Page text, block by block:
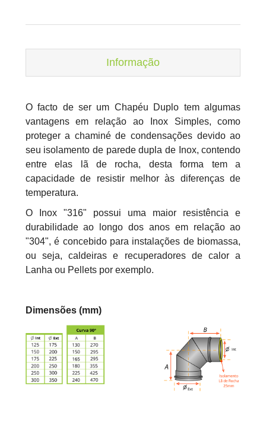
Informação
O facto de ser um Chapéu Duplo tem algumas
vantagens em relação ao Inox Simples, como
proteger a chaminé de condensações devido ao
seu isolamento de parede dupla de Inox, contendo
entre elas lã de rocha, desta forma tem a
capacidade de resistir melhor às diferenças de
temperatura.
O Inox "316" possui uma maior resistência e
durabilidade ao longo dos anos em relação ao
"304", é concebido para instalações de biomassa,
ou seja, caldeiras e recuperadores de calor a
Lanha ou Pellets por exemplo.
Dimensões (mm)